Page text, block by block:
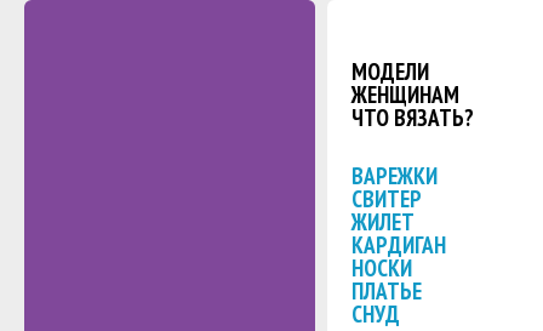
МОДЕЛИ
ЖЕНЩИНАМ
ЧТО ВЯЗАТЬ?
ВАРЕЖКИ
СВИТЕР
ЖИЛЕТ
КАРДИГАН
НОСКИ
ПЛАТЬЕ
СНУД